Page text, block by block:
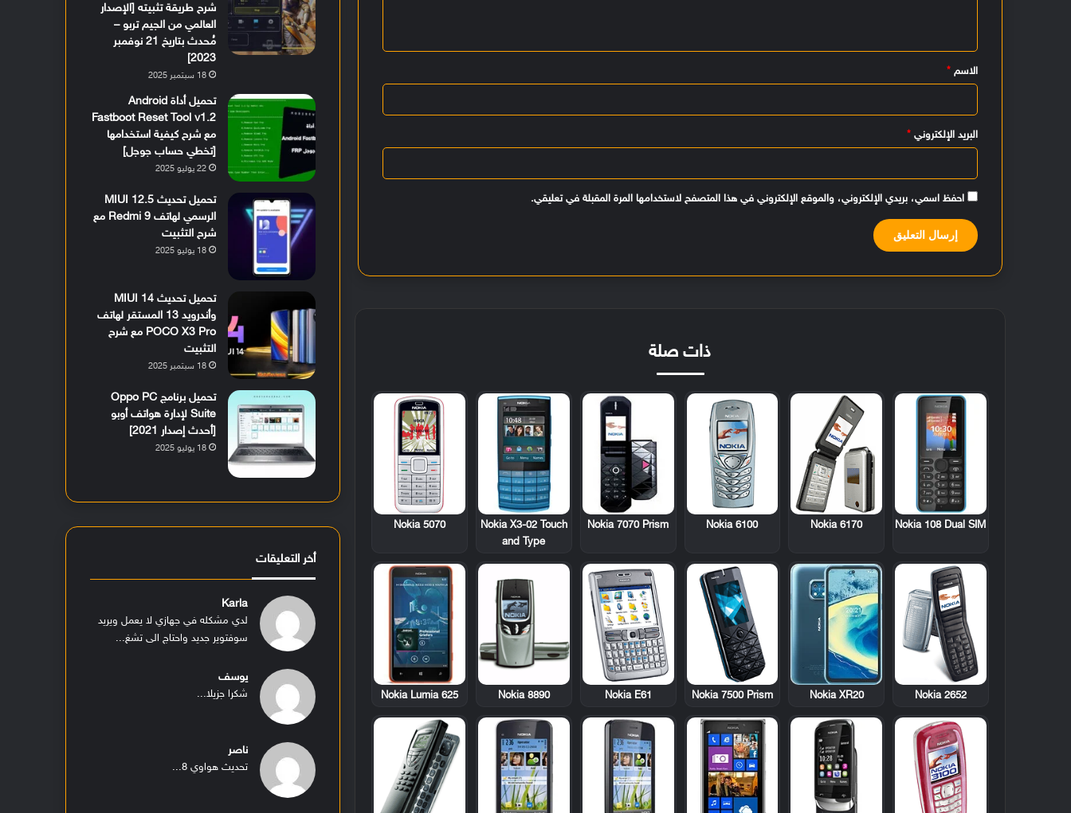
الاسم*
البريد الإلكتروني*
احفظ اسمي، بريدي الإلكتروني، والموقع الإلكتروني في هذا المتصفح لاستخدامها المرة المقبلة في تعليقي.
ذات صلة
Nokia 108 Dual SIM
Nokia 6170
Nokia 6100
Nokia 7070 Prism
Nokia X3-02 Touch
and Type
Nokia 5070
Nokia 2652
Nokia XR20
Nokia 7500 Prism
Nokia E61
Nokia 8890
Nokia Lumia 625
شرح طريقة تثبيته [الإصدار
العالمي من الجيم تربو –
مُحدث بتاريخ 21 نوفمبر
2023]
18 سبتمبر 2025
تحميل أداة Android
Fastboot Reset Tool v1.2
مع شرح كيفية استخدامها
[تخطي حساب جوجل]
22 يوليو 2025
تحميل تحديث MIUI 12.5
الرسمي لهاتف Redmi 9 مع
شرح التثبيت
18 يوليو 2025
تحميل تحديث MIUI 14
وأندرويد 13 المستقر لهاتف
POCO X3 Pro مع شرح
التثبيت
18 سبتمبر 2025
تحميل برنامج Oppo PC
Suite لإدارة هواتف أوبو
[أحدث إصدار 2021]
18 يوليو 2025
أخر التعليقات
Karla
لدي مشكله في جهازي لا يعمل ويريد
سوفتوير جديد واحتاج الى تشغ...
يوسف
شكرا جزيلا...
ناصر
تحديث هواوي 8...